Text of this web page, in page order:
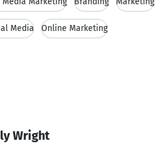
Media Online Marketing
Wright